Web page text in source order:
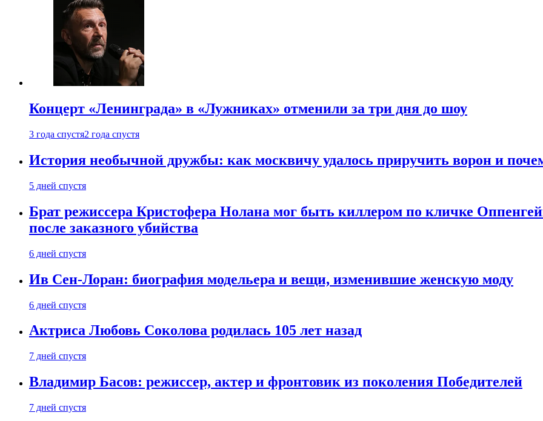
Концерт «Ленинграда» в «Лужниках» отменили за три дня до шоу
3 года спустя2 года спустя
История необычной дружбы: как москвичу удалось приручить ворон и
5 дней спустя
Брат режиссера Кристофера Нолана мог быть киллером по кличке
после заказного убийства
6 дней спустя
Ив Сен-Лоран: биография модельера и вещи, изменившие женскую моду
6 дней спустя
Актриса Любовь Соколова родилась 105 лет назад
7 дней спустя
Владимир Басов: режиссер, актер и фронтовик из поколения Победителей
7 дней спустя